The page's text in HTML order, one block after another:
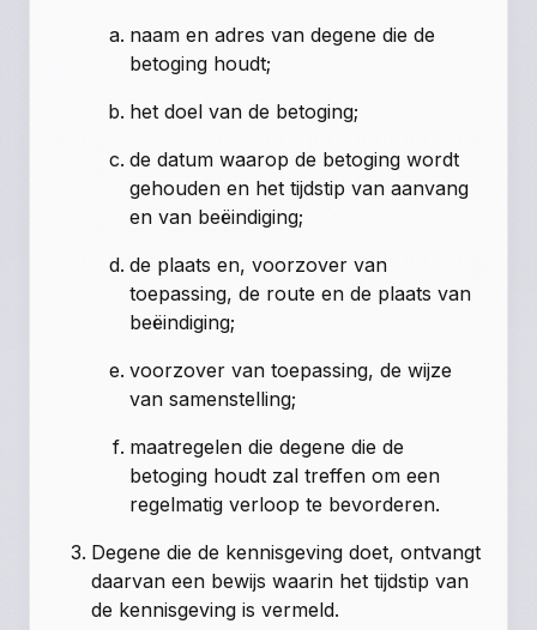
naam en adres van degene die de
betoging houdt;
het doel van de betoging;
de datum waarop de betoging wordt
gehouden en het tijdstip van aanvang
en van beëindiging;
de plaats en, voorzover van
toepassing, de route en de plaats van
beëindiging;
voorzover van toepassing, de wijze
van samenstelling;
maatregelen die degene die de
betoging houdt zal treffen om een
regelmatig verloop te bevorderen.
Degene die de kennisgeving doet, ontvangt
daarvan een bewijs waarin het tijdstip van
de kennisgeving is vermeld.